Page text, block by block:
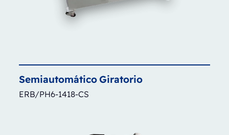
SemiautomáticoGiratorio
ERB/PH6-1418-CS